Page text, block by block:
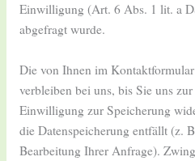
Einwilligung (Art. 6 Abs. 1 lit. a
abgefragt wurde.
Die von Ihnen im
verbleiben bei uns, bis Sie uns
Einwilligung zur Speicherung
die Datenspeicherung entfällt (z.
Bearbeitung Ihrer Anfrage).